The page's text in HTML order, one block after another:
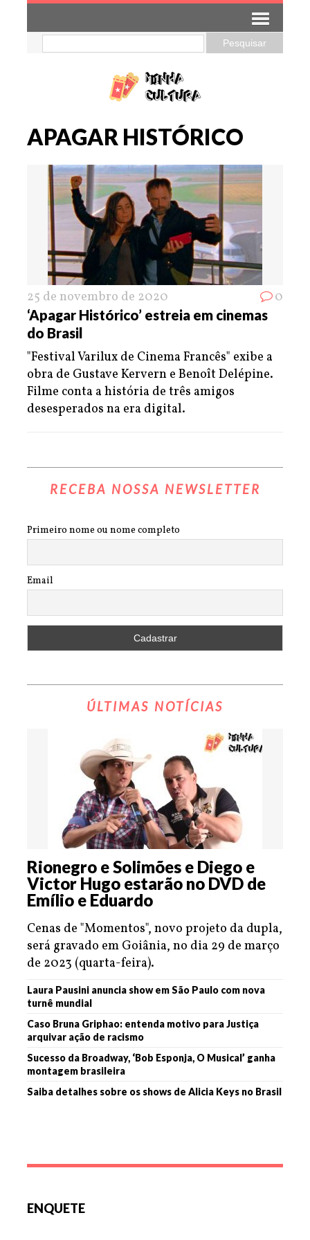
APAGAR HISTÓRICO
25 de novembro de 2020 0
‘Apagar Histórico’ estreia em cinemas
do Brasil
"Festival Varilux de Cinema Francês" exibe a
obra de Gustave Kervern e Benoît Delépine.
Filme conta a história de três amigos
desesperados na era digital.
RECEBA NOSSA NEWSLETTER
Primeiro nome ou nome completo
Email
ÚLTIMAS NOTÍCIAS
Rionegro e Solimões e Diego e
Victor Hugo estarão no DVD de
Emílio e Eduardo
Cenas de "Momentos", novo projeto da dupla,
será gravado em Goiânia, no dia 29 de março
de 2023 (quarta-feira).
Laura Pausini anuncia show em São Paulo com nova
turnê mundial
Caso Bruna Griphao: entenda motivo para Justiça
arquivar ação de racismo
Sucesso da Broadway, ‘Bob Esponja, O Musical’ ganha
montagem brasileira
Saiba detalhes sobre os shows de Alicia Keys no Brasil
ENQUETE